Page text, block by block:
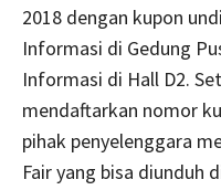
2018 dengan kupon
Informasi di Gedung
Informasi di Hall D2.
mendaftarkan nomor
pihak penyelenggara
Fair yang bisa diunduh